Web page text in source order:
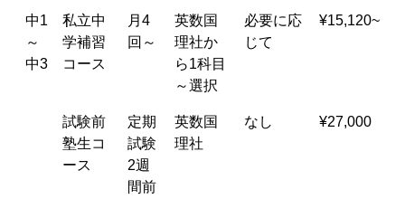
中1
～
中3
私立中
学補習
コース
月4
回～
英数国
理社か
ら1科目
～選択
必要に応
じて
¥15,120~
試験前
塾生コ
ース
定期
試験
2週
間前
英数国
理社
なし ¥27,000